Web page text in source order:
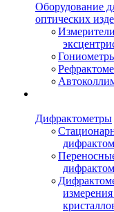
Оборудование
оптических
Измерители
Дифрактометры